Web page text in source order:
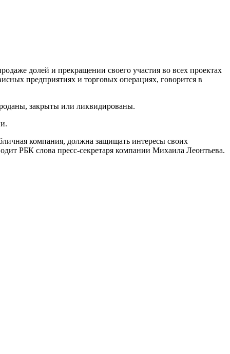
долей и прекращении своего участия во всех проектах
предприятиях и торговых операциях, говорится в
закрыты или ликвидированы.
компания, должна защищать интересы своих
РБК слова пресс-секретаря компании Михаила Леонтьева.